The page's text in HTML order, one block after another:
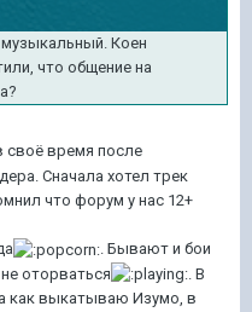
Коен
что общение на
своё время после
Сначала хотел трек
что форум у нас 12+
. Бывают и бои
оторваться
. В
как выкатываю Изумо, в